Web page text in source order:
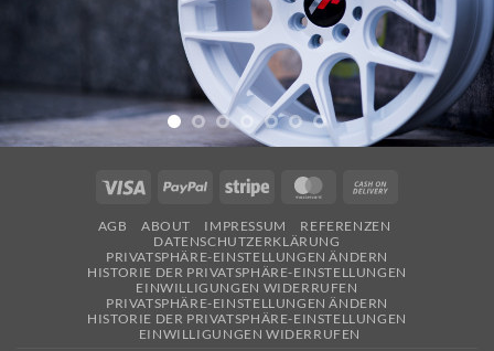
Visa PayPal Stripe MasterCard
AGB ABOUT IMPRESSUM
REFERENZEN
DATENSCHUTZERKLÄRUNG
PRIVATSPHÄRE-EINSTELLUNGEN ÄNDERN
HISTORIE DER PRIVATSPHÄRE-EINSTELLUNGEN
EINWILLIGUNGEN WIDERRUFEN
PRIVATSPHÄRE-EINSTELLUNGEN ÄNDERN
HISTORIE DER PRIVATSPHÄRE-EINSTELLUNGEN
EINWILLIGUNGEN WIDERRUFEN